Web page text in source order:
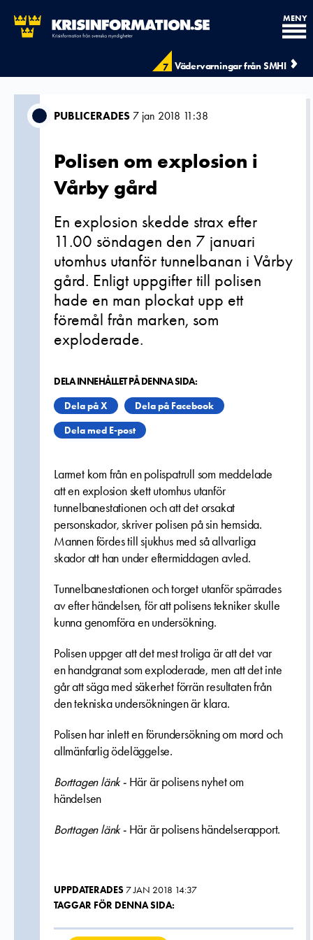
7 Vädervarningar från SMHI
MENY
PUBLICERADES 7 jan 2018 11:38
Polisen om explosion i
Vårby gård
En explosion skedde strax efter
11.00 söndagen den 7 januari
utomhus utanför tunnelbanan i Vårby
gård. Enligt uppgifter till polisen
hade en man plockat upp ett
föremål från marken, som
exploderade.
DELA INNEHÅLLET PÅ DENNA SIDA:
Dela på X
Dela på Facebook
Dela med E-post
Larmet kom från en polispatrull som meddelade
att en explosion skett utomhus utanför
tunnelbanestationen och att det orsakat
personskador, skriver polisen på sin hemsida.
Mannen fördes till sjukhus med så allvarliga
skador att han under eftermiddagen avled.
Tunnelbanestationen och torget utanför spärrades
av efter händelsen, för att polisens tekniker skulle
kunna genomföra en undersökning.
Polisen uppger att det mest troliga är att det var
en handgranat som exploderade, men att det inte
går att säga med säkerhet förrän resultaten från
den tekniska undersökningen är klara.
Polisen har inlett en förundersökning om mord och
allmänfarlig ödeläggelse.
Borttagen länk - Här är polisens nyhet om
händelsen
Borttagen länk - Här är polisens händelserapport.
UPPDATERADES 7 JAN 2018 14:37
TAGGAR FÖR DENNA SIDA: